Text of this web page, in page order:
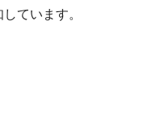
ています。